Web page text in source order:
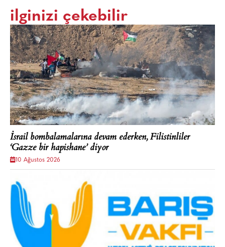
ilginizi çekebilir
İsrail bombalamalarına devam ederken, Filistinliler
‘Gazze bir hapishane’ diyor
10 Ağustos 2026